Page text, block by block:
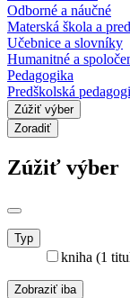
Odborné a náučné
Materská škola a
Učebnice a slovníky
Humanitné a
Pedagogika
Predškolská
Zúžiť výber
Zoradiť
Zúžiť výber
Typ
kniha (1
Zobraziť iba